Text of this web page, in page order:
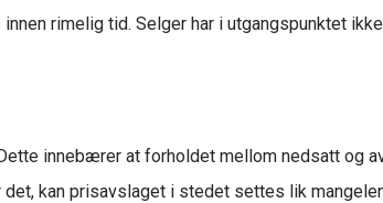
rimelig tid. Selger har i utgangspunktet
innebærer at forholdet mellom nedsatt og
kan prisavslaget i stedet settes lik